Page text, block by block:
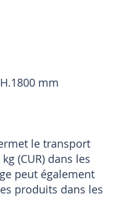
mm
le transport
(CUR) dans les
peut également
produits dans les